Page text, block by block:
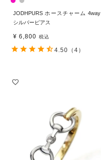
JODHPURS ホースチャーム 4way
シルバーピアス
¥ 6,800 税込
4.50 （4）